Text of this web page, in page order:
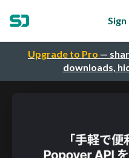
Upgrade to Pro —
downloads,
Sign